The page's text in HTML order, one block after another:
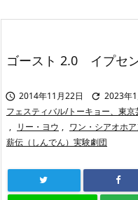
ゴースト 2.0 イプセ
 2014年11月22日  2023年
フェスティバル/トーキョー、東京
, リー・ヨウ , ワン・シアオホア
薪伝（しんでん）実験劇団